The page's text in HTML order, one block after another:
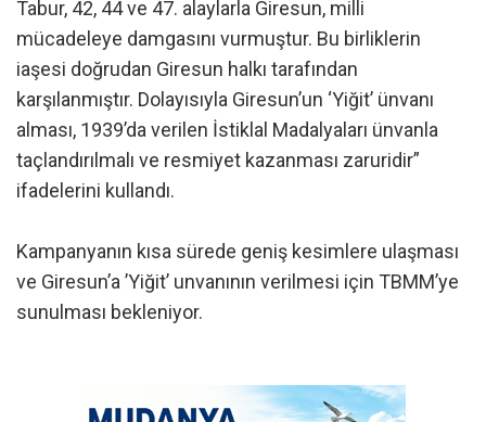
Tabur, 42, 44 ve 47. alaylarla Giresun, milli
mücadeleye damgasını vurmuştur. Bu birliklerin
iaşesi doğrudan Giresun halkı tarafından
karşılanmıştır. Dolayısıyla Giresun’un ‘Yiğit’ ünvanı
alması, 1939’da verilen İstiklal Madalyaları ünvanla
taçlandırılmalı ve resmiyet kazanması zaruridir”
ifadelerini kullandı.
Kampanyanın kısa sürede geniş kesimlere ulaşması
ve Giresun’a ’Yiğit’ unvanının verilmesi için TBMM’ye
sunulması bekleniyor.